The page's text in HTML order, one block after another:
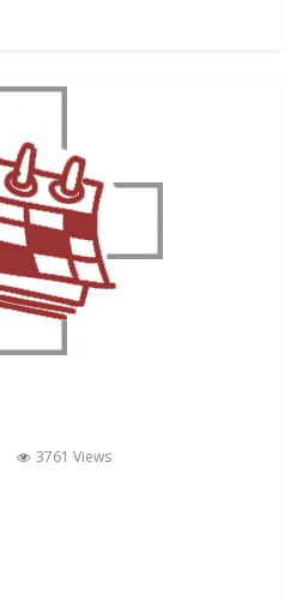
3761 Views